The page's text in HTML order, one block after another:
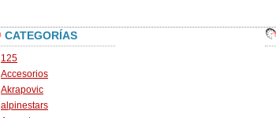
CATEGORÍAS
125
Accesorios
Akrapovic
alpinestars